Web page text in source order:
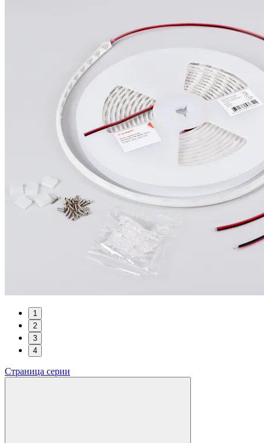
1
2
3
4
Страница серии